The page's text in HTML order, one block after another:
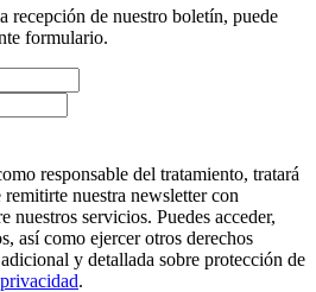
recepción de nuestro boletín, puede
formulario.
responsable del tratamiento, tratará
nuestra newsletter con
nuestros servicios. Puedes acceder,
así como ejercer otros derechos
y detallada sobre protección de
.